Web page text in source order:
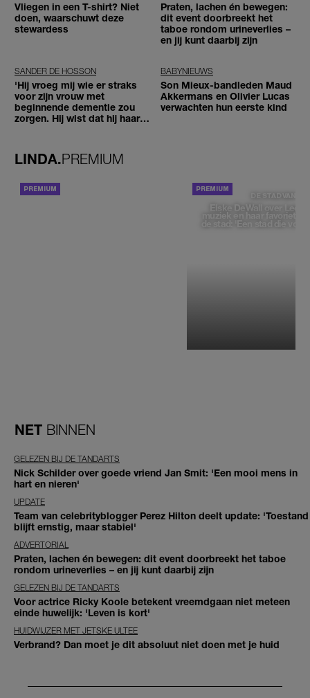
Vliegen in een T-shirt? Niet
doen, waarschuwt deze
stewardess
Praten, lachen én bewegen:
dit event doorbreekt het
taboe rondom urineverlies –
en jij kunt daarbij zijn
SANDER DE HOSSON
'Hij vroeg mij wie er straks
voor zijn vrouw met
beginnende dementie zou
zorgen. Hij wist dat hij haar
BABYNIEUWS
Son Mieux-bandleden Maud
Akkermans en Olivier Lucas
verwachten hun eerste kind
LINDA.PREMIUM
DE STAD VAN
Elske DeWall over
muziek en haar favoriete
de stad: 'Een stad die
NET BINNEN
GELEZEN BIJ DE TANDARTS
Nick Schilder over goede vriend Jan Smit: 'Een mooi mens in
hart en nieren'
UPDATE
Team van celebrityblogger Perez Hilton deelt update: 'Toestand
blijft ernstig, maar stabiel'
ADVERTORIAL
Praten, lachen én bewegen: dit event doorbreekt het taboe
rondom urineverlies – en jij kunt daarbij zijn
GELEZEN BIJ DE TANDARTS
Voor actrice Ricky Koole betekent vreemdgaan niet meteen
einde huwelijk: 'Leven is kort'
HUIDWIJZER MET JETSKE ULTEE
Verbrand? Dan moet je dit absoluut niet doen met je huid